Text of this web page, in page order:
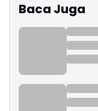
Baca Juga